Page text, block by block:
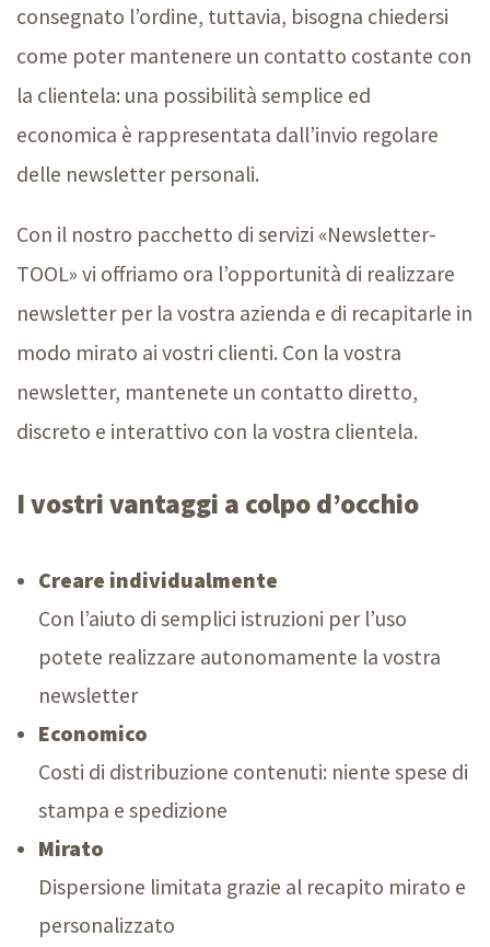
consegnato l’ordine, tuttavia, bisogna chiedersi
come poter mantenere un contatto costante con
la clientela: una possibilità semplice ed
economica è rappresentata dall’invio regolare
delle newsletter personali.
Con il nostro pacchetto di servizi «Newsletter-
TOOL» vi offriamo ora l’opportunità di realizzare
newsletter per la vostra azienda e di recapitarle in
modo mirato ai vostri clienti. Con la vostra
newsletter, mantenete un contatto diretto,
discreto e interattivo con la vostra clientela.
I vostri vantaggi a colpo d’occhio
Creare individualmente
Con l’aiuto di semplici istruzioni per l’uso
potete realizzare autonomamente la vostra
newsletter
Economico
Costi di distribuzione contenuti: niente spese di
stampa e spedizione
Mirato
Dispersione limitata grazie al recapito mirato e
personalizzato